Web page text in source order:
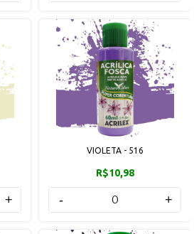
+
VIOLETA - 516
R$10,98
- +